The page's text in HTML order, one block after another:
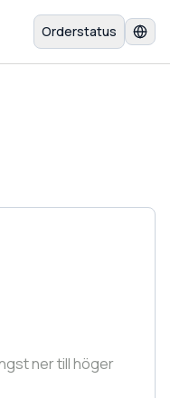
Orderstatus
ner till höger